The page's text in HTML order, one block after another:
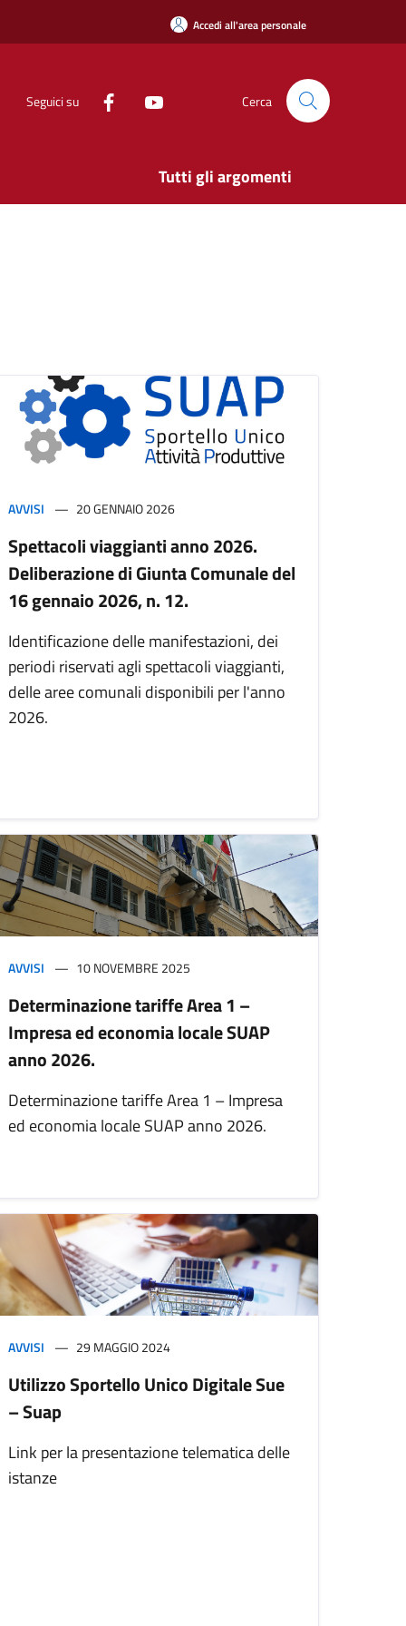
Accedi all'area personale
Seguici su Cerca
Tutti gli argomenti
AVVISI 20 GENNAIO 2026
Spettacoli viaggianti anno 2026.
Deliberazione di Giunta Comunale del
16 gennaio 2026, n. 12.
Identificazione delle manifestazioni, dei
periodi riservati agli spettacoli viaggianti,
delle aree comunali disponibili per l'anno
2026.
AVVISI 10 NOVEMBRE 2025
Determinazione tariffe Area 1 –
Impresa ed economia locale SUAP
anno 2026.
Determinazione tariffe Area 1 – Impresa
ed economia locale SUAP anno 2026.
AVVISI 29 MAGGIO 2024
Utilizzo Sportello Unico Digitale Sue
– Suap
Link per la presentazione telematica delle
istanze